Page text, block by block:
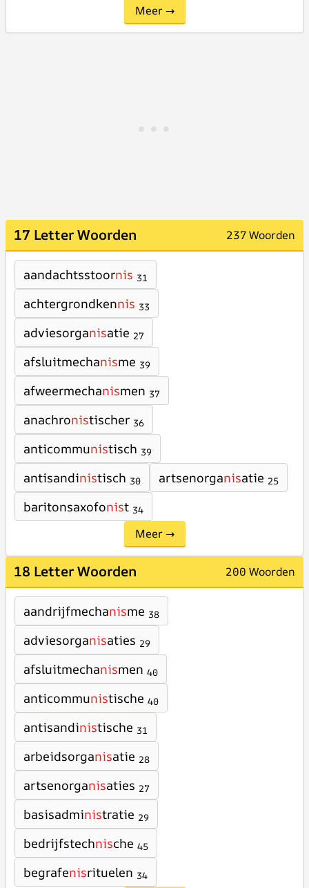
Meer →
17 Letter Woorden 237 Woorden
aandachtsstoornis 31
achtergrondkennis 33
adviesorganisatie 27
afsluitmechanisme 39
afweermechanismen 37
anachronistischer 36
anticommunistisch 39
antisandinistisch 30 artsenorganisatie 25
baritonsaxofonist 34
Meer →
18 Letter Woorden 200 Woorden
aandrijfmechanisme 38
adviesorganisaties 29
afsluitmechanismen 40
anticommunistische 40
antisandinistische 31
arbeidsorganisatie 28
artsenorganisaties 27
basisadministratie 29
bedrijfstechnische 45
begrafenisrituelen 34